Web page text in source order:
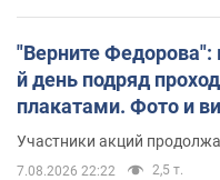
"Верните Федорова":
й день подряд
плакатами. Фото и
Участники акций
7.08.2026 22:22 2,5 т.